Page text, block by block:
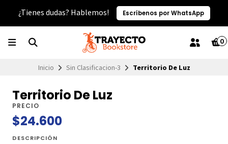
¿Tienes dudas? Hablemos! Escríbenos por WhatsApp
0
Inicio Sin Clasificacion-3 Territorio De Luz
Territorio De Luz
PRECIO
$24.600
DESCRIPCIÓN